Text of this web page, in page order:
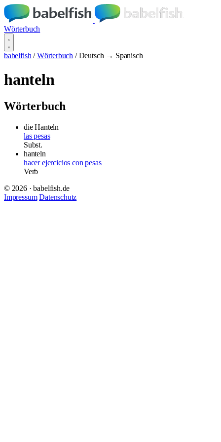
Wörterbuch
babelfish / Wörterbuch / Deutsch → Spanisch
hanteln
Wörterbuch
die Hanteln
las pesas
Subst.
hanteln
hacer ejercicios con pesas
Verb
© 2026 · babelfish.de
Impressum Datenschutz